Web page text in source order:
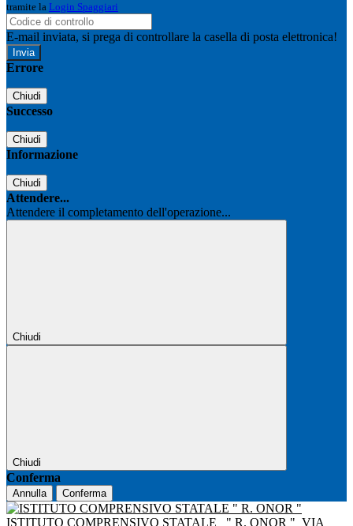
tramite la Login Spaggiari
E-mail inviata, si prega di controllare la casella di posta elettronica!
Errore
Chiudi
Successo
Chiudi
Informazione
Chiudi
Attendere...
Attendere il completamento dell'operazione...
Chiudi
Chiudi
Conferma
Annulla Conferma
ISTITUTO COMPRENSIVO STATALE " R. ONOR " VIA